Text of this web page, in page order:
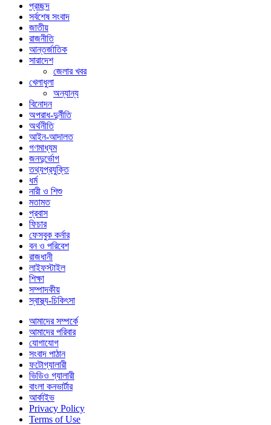
প্রচ্ছদ
সর্বশেষ সংবাদ
জাতীয়
রাজনীতি
আন্তর্জাতিক
সারাদেশ
জেলার খবর
খেলাধুলা
অন্যান্য
বিনোদন
অপরাধ-দুর্নীতি
অর্থনীতি
আইন-আদালত
গণমাধ্যম
জনদুর্ভোগ
তথ্যপ্রযুক্তি
ধর্ম
নারী ও শিশু
মতামত
প্রবাস
ফিচার
ফেসবুক কর্নার
বন ও পরিবেশ
রাজধানী
লাইফস্টাইল
শিক্ষা
সম্পাদকীয়
স্বাস্থ্য-চিকিৎসা
আমাদের সম্পর্কে
আমাদের পরিবার
যোগাযোগ
সংবাদ পাঠান
ফটোগ্যালারী
ভিডিও গ্যালারী
বাংলা কনভার্টার
আর্কাইভ
Privacy Policy
Terms of Use